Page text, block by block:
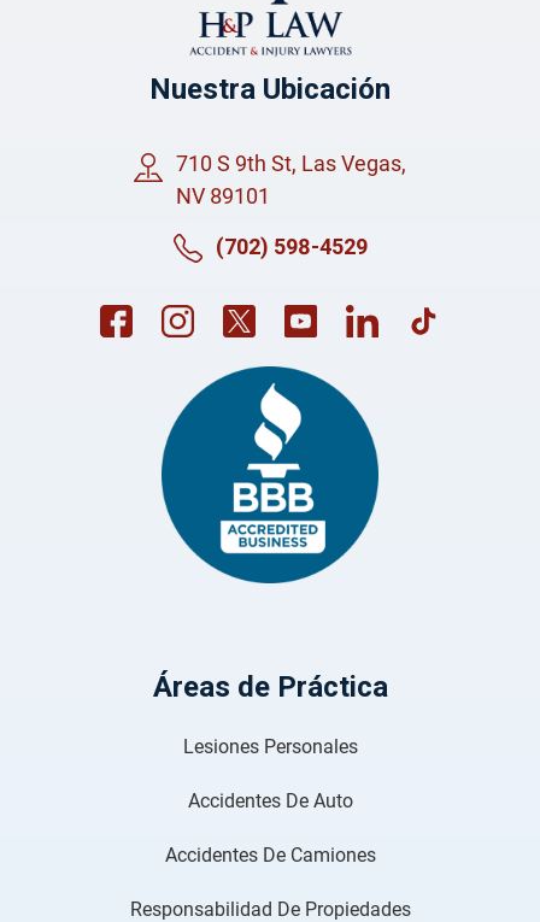
Nuestra Ubicación
710 S 9th St, Las Vegas,
NV 89101
(702) 598-4529
Áreas de Práctica
Lesiones Personales
Accidentes De Auto
Accidentes De Camiones
Responsabilidad De Propiedades